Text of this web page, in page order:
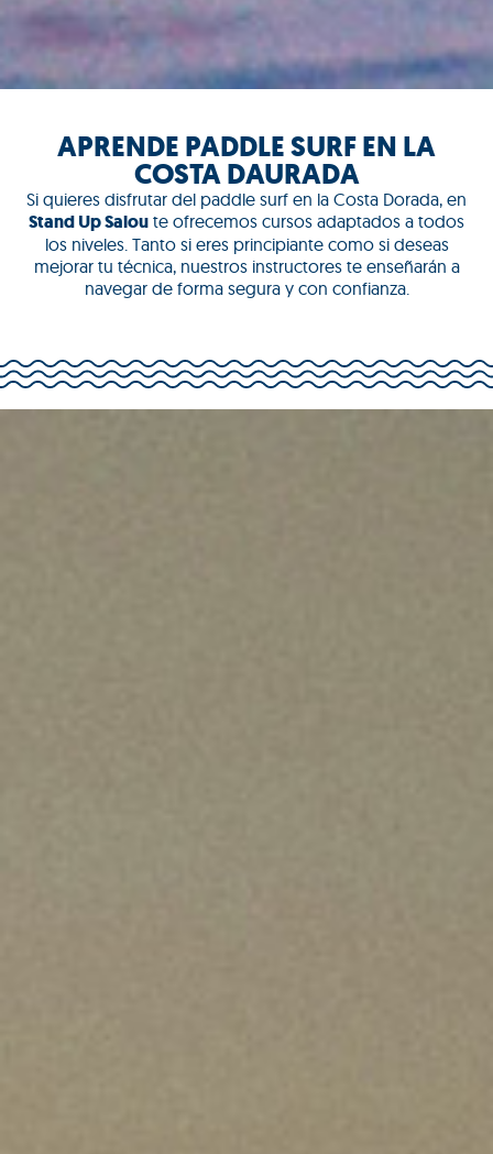
APRENDE PADDLE SURF EN LA
COSTA DAURADA
Si quieres disfrutar del paddle surf en la Costa Dorada, en
Stand Up Salou te ofrecemos cursos adaptados a todos
los niveles. Tanto si eres principiante como si deseas
mejorar tu técnica, nuestros instructores te enseñarán a
navegar de forma segura y con confianza.